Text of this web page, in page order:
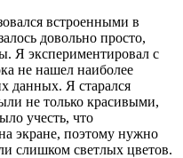
встроенными в
довольно просто,
Я экспериментировал с
не нашел наиболее
данных. Я старался
не только красивыми,
учесть, что
экране, поэтому нужно
слишком светлых цветов.